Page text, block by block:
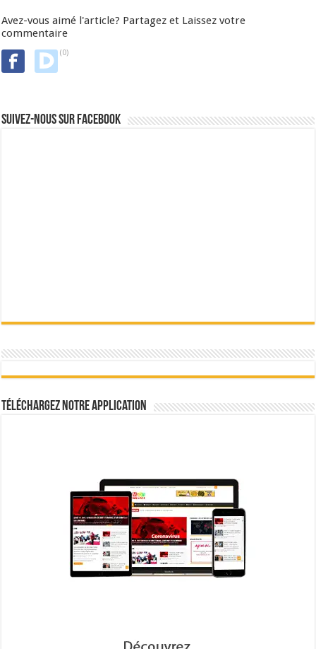
Avez-vous aimé l'article? Partagez et Laissez votre
commentaire
(0)
Suivez-nous sur Facebook
Téléchargez notre Application